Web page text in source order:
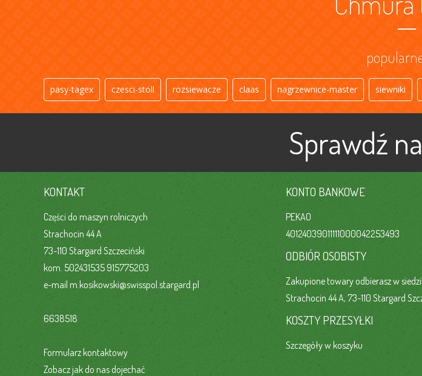
pasy-tagex czesci-stoll rozsiewacze claas nagrzewnice-master siewniki
Sprawdź
KONTAKT
Części do maszyn rolniczych
Strachocin 44 A
73-110 Stargard Szczeciński
kom. 502431535 915775203
e-mail m.kosikowski@swisspol.stargard.pl
6638518
Formularz kontaktowy
Zobacz jak do nas dojechać
KONTO BANKOWE
PEKAO
40124039011111000042253493
ODBIÓR OSOBISTY
Zakupione towary odbierasz w
Strachocin 44 A, 73-110 Stargard
KOSZTY PRZESYŁKI
Szczegóły w koszyku